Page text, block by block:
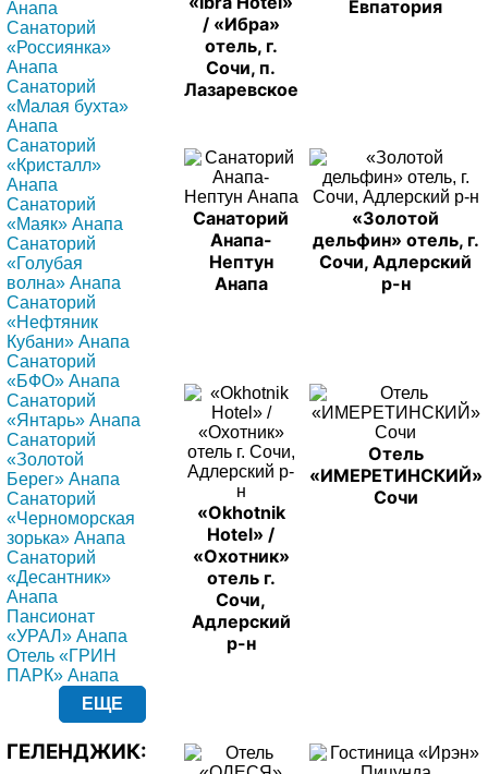
Анапа
Санаторий
«Россиянка»
Анапа
Санаторий
«Малая бухта»
Анапа
Санаторий
«Кристалл»
Анапа
Санаторий
«Маяк» Анапа
Санаторий
«Голубая
волна» Анапа
Санаторий
«Нефтяник
Кубани» Анапа
Санаторий
«БФО» Анапа
Санаторий
«Янтарь» Анапа
Санаторий
«Золотой
Берег» Анапа
Санаторий
«Черноморская
зорька» Анапа
Санаторий
«Десантник»
Анапа
Пансионат
«УРАЛ» Анапа
Отель «ГРИН
ПАРК» Анапа
ЕЩЕ
ГЕЛЕНДЖИК:
/ «Ибра»
отель, г.
Сочи, п.
Лазаревское
Евпатория
Санаторий
Анапа-
Нептун
Анапа
«Золотой
дельфин» отель, г.
Сочи, Адлерский
р-н
«Okhotnik
Hotel» /
«Охотник»
отель г.
Сочи,
Адлерский
р-н
Отель
«ИМЕРЕТИНСКИЙ»
Сочи